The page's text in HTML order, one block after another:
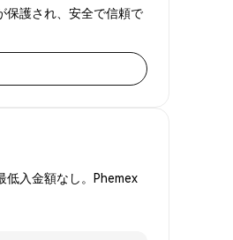
保護され、安全で信頼で
低入金額なし。Phemex